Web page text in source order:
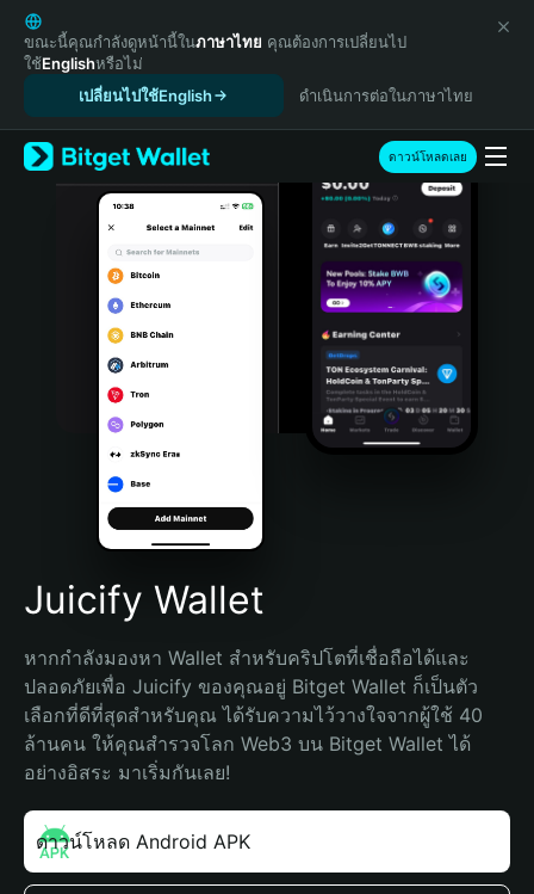
English
日本語
Tiếng Việt
Español (Latinoamérica)
Türkçe
Italiano
Português (Portugal)
Bahasa Indonesia
Português (Brasil)
Español (Argentina)
ขณะนี้คุณกำลังดูหน้านี้ในภาษาไทย คุณต้องการเปลี่ยนไป
ใช้Englishหรือไม่
เปลี่ยนไปใช้English
ดำเนินการต่อในภาษาไทย
ดาวน์โหลดเลย
Juicify Wallet
หากกำลังมองหา Wallet สำหรับคริปโตที่เชื่อถือได้และ
ปลอดภัยเพื่อ Juicify ของคุณอยู่ Bitget Wallet ก็เป็นตัว
เลือกที่ดีที่สุดสำหรับคุณ ได้รับความไว้วางใจจากผู้ใช้ 40
ล้านคน ให้คุณสำรวจโลก Web3 บน Bitget Wallet ได้
อย่างอิสระ มาเริ่มกันเลย!
ดาวน์โหลด Android APK